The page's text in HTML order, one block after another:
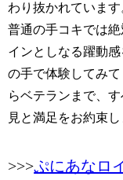
わり抜かれています
普通の手コキでは
インとしなる躍動
の手で体験してみ
らベテランまで、
見と満足をお約束し
>>>ぷにあなロ